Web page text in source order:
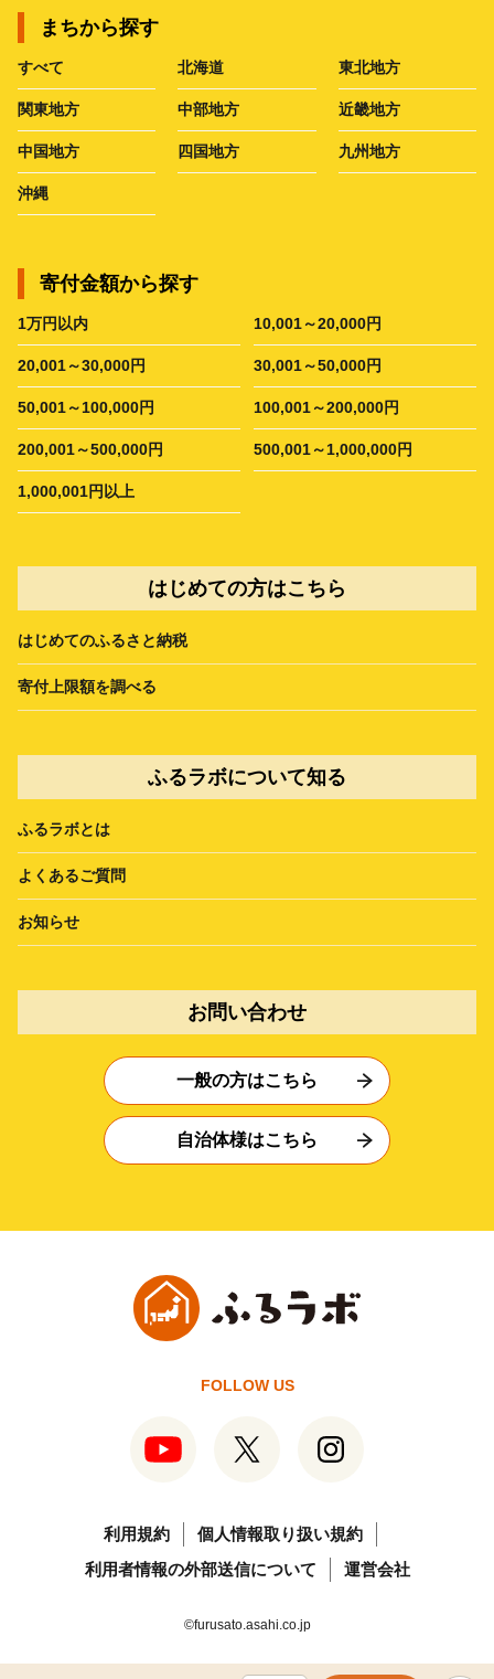
まちから探す
すべて 北海道 東北地方
関東地方 中部地方 近畿地方
中国地方 四国地方 九州地方
沖縄
寄付金額から探す
1万円以内 10,001～20,000円
20,001～30,000円 30,001～50,000円
50,001～100,000円 100,001～200,000円
200,001～500,000円 500,001～1,000,000円
1,000,001円以上
はじめての方はこちら
はじめてのふるさと納税
寄付上限額を調べる
ふるラボについて知る
ふるラボとは
よくあるご質問
お知らせ
お問い合わせ
一般の方はこちら
自治体様はこちら
FOLLOW US
利用規約
個人情報取り扱い規約
利用者情報の外部送信について
運営会社
©furusato.asahi.co.jp